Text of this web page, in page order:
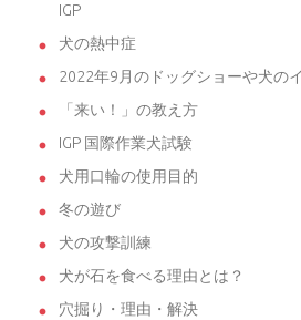
IGP
犬の熱中症
2022年9月のドッグショーや犬の
「来い！」の教え方
IGP 国際作業犬試験
犬用口輪の使用目的
冬の遊び
犬の攻撃訓練
犬が石を食べる理由とは？
穴掘り・理由・解決